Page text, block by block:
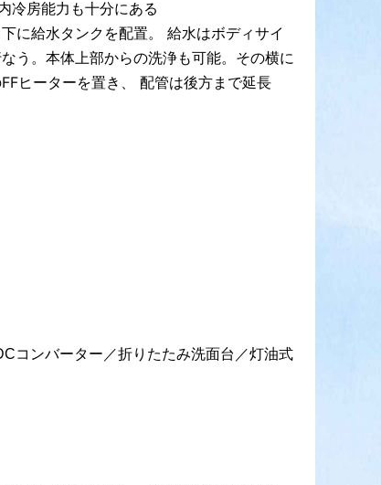
冷房能力も十分にある
に給水タンクを配置。 給水はボディサイ
なう。本体上部からの洗浄も可能。その横に
ヒーターを置き、 配管は後方まで延長
コンバーター／折りたたみ洗面台／灯油式